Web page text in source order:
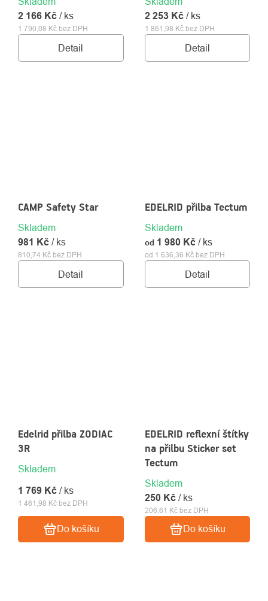
1 790,08 Kč bez DPH
2 166 Kč / ks
Detail
1 861,98 Kč bez DPH
2 253 Kč / ks
Detail
CAMP Safety Star
Skladem
810,74 Kč bez DPH
981 Kč / ks
Detail
EDELRID přilba Tectum
Skladem
od 1 636,36 Kč bez DPH
od 1 980 Kč / ks
Detail
Edelrid přilba ZODIAC
3R
Skladem
1 461,98 Kč bez DPH
1 769 Kč / ks
Do košíku
EDELRID reflexní štítky
na přilbu Sticker set
Tectum
Skladem
206,61 Kč bez DPH
250 Kč / ks
Do košíku